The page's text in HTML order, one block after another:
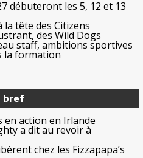
débuteront les 5, 12 et 13
la tête des Citizens
des Wild Dogs
staff, ambitions sportives
la formation
bref
en action en Irlande
a dit au revoir à
chez les Fizzapapa’s